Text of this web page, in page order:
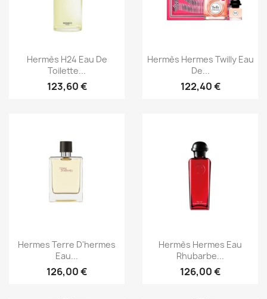
Aperçu rapide
Hermès H24 Eau De
Toilette...
123,60 €
Aperçu rapide
Hermès Hermes Twilly Eau
De...
122,40 €
Aperçu rapide
Hermes Terre D'hermes
Eau...
126,00 €
Aperçu rapide
Hermès Hermes Eau
Rhubarbe...
126,00 €